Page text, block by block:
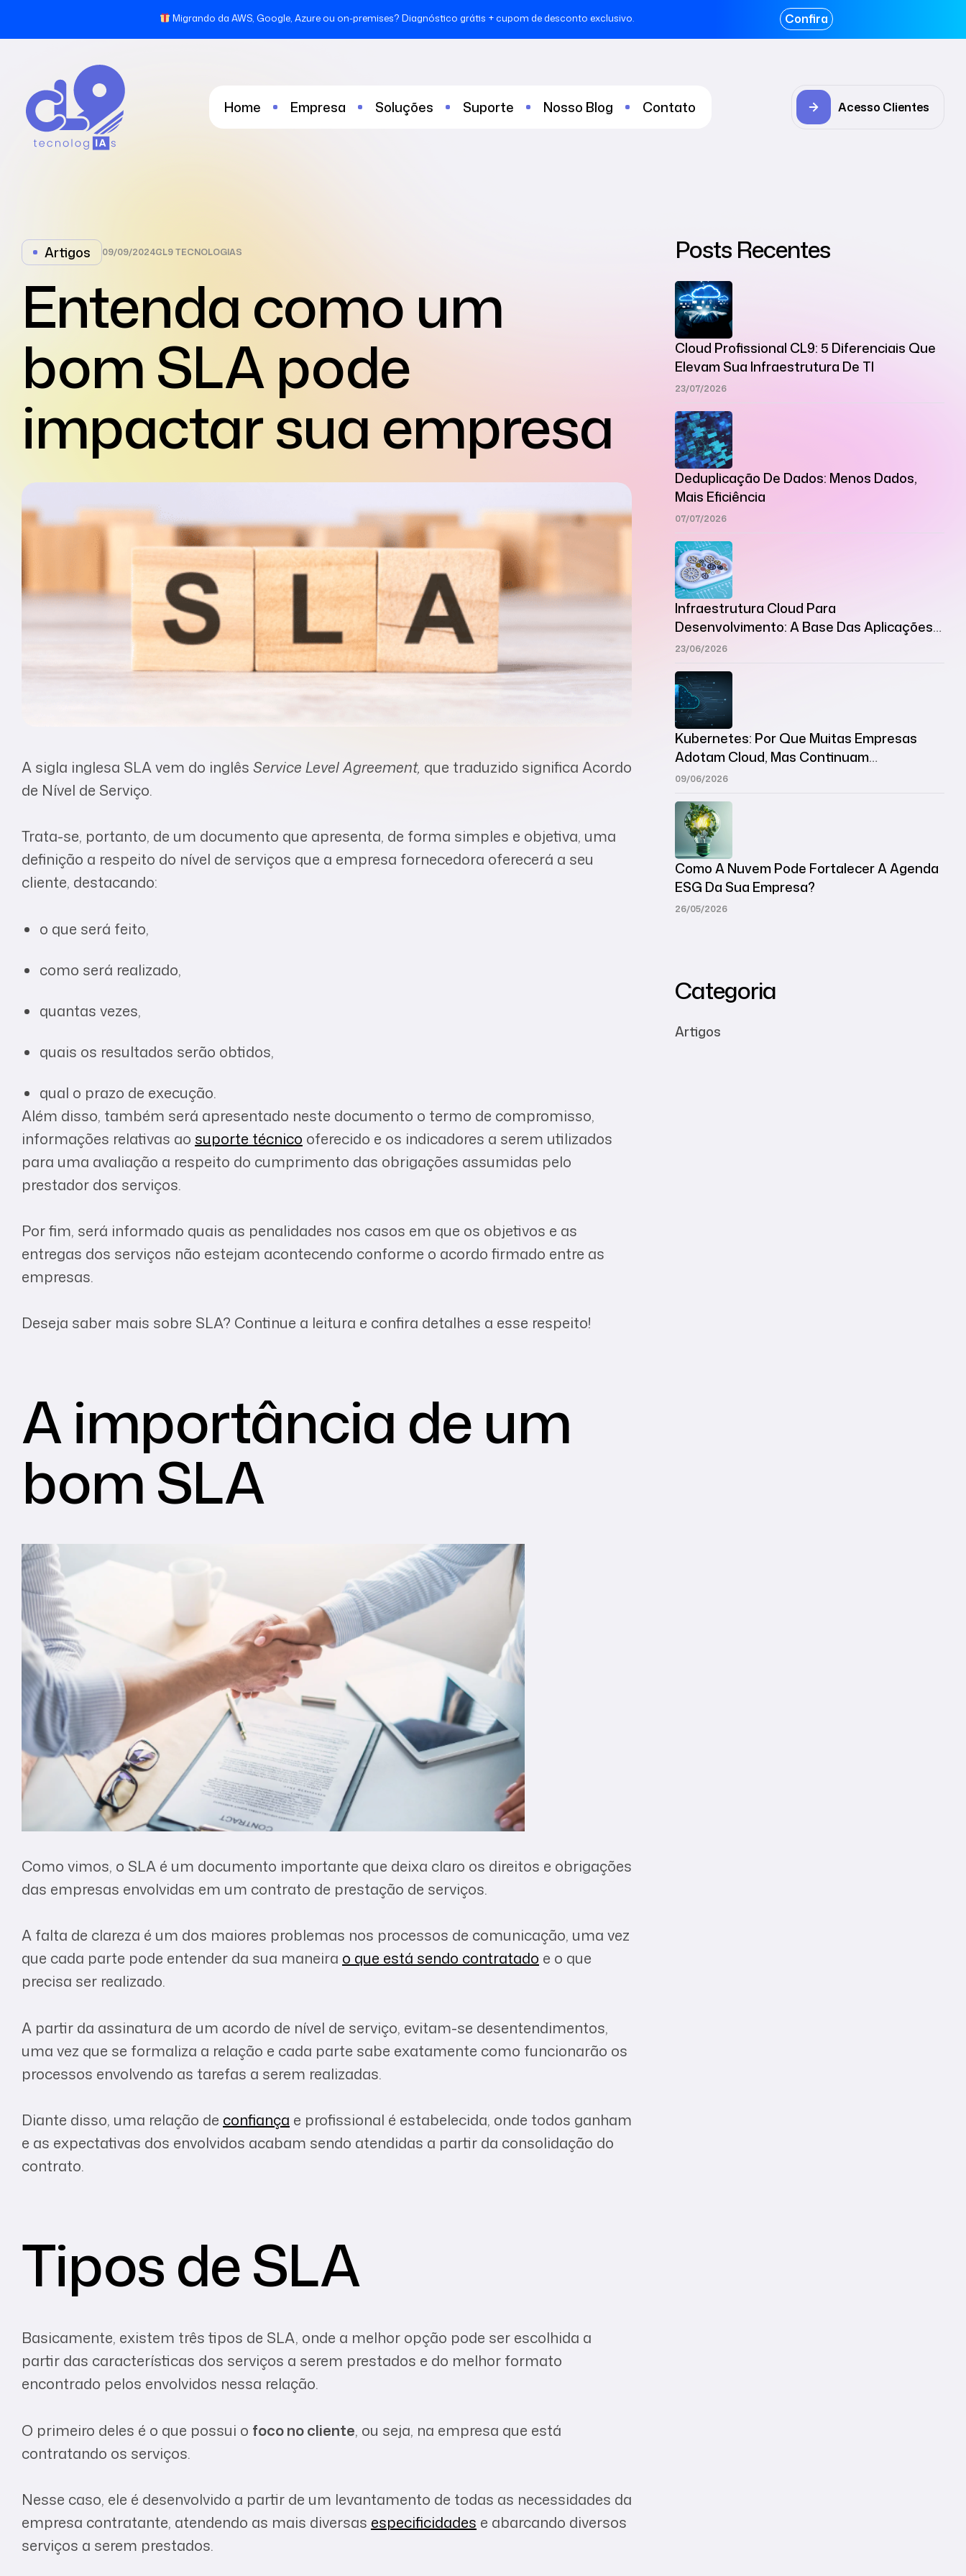
Migrando da AWS, Google, Azure ou on-premises? Diagnóstico grátis + cupom de desconto exclusivo. Confira
Home Empresa Soluções Suporte Nosso Blog Contato Acesso Clientes
Artigos 09/09/2024CL9 TECNOLOGIAS
Entenda como um
bom SLA pode
impactar sua empresa
A sigla inglesa SLA vem do inglês Service Level Agreement, que traduzido significa Acordo
de Nível de Serviço.
Trata-se, portanto, de um documento que apresenta, de forma simples e objetiva, uma
definição a respeito do nível de serviços que a empresa fornecedora oferecerá a seu
cliente, destacando:
o que será feito,
como será realizado,
quantas vezes,
quais os resultados serão obtidos,
qual o prazo de execução.
Além disso, também será apresentado neste documento o termo de compromisso,
informações relativas ao suporte técnico oferecido e os indicadores a serem utilizados
para uma avaliação a respeito do cumprimento das obrigações assumidas pelo
prestador dos serviços.
Por fim, será informado quais as penalidades nos casos em que os objetivos e as
entregas dos serviços não estejam acontecendo conforme o acordo firmado entre as
empresas.
Deseja saber mais sobre SLA? Continue a leitura e confira detalhes a esse respeito!
A importância de um
bom SLA
Como vimos, o SLA é um documento importante que deixa claro os direitos e obrigações
das empresas envolvidas em um contrato de prestação de serviços.
A falta de clareza é um dos maiores problemas nos processos de comunicação, uma vez
que cada parte pode entender da sua maneira o que está sendo contratado e o que
precisa ser realizado.
A partir da assinatura de um acordo de nível de serviço, evitam-se desentendimentos,
uma vez que se formaliza a relação e cada parte sabe exatamente como funcionarão os
processos envolvendo as tarefas a serem realizadas.
Diante disso, uma relação de confiança e profissional é estabelecida, onde todos ganham
e as expectativas dos envolvidos acabam sendo atendidas a partir da consolidação do
contrato.
Tipos de SLA
Basicamente, existem três tipos de SLA, onde a melhor opção pode ser escolhida a
partir das características dos serviços a serem prestados e do melhor formato
encontrado pelos envolvidos nessa relação.
O primeiro deles é o que possui o foco no cliente, ou seja, na empresa que está
contratando os serviços.
Nesse caso, ele é desenvolvido a partir de um levantamento de todas as necessidades da
empresa contratante, atendendo as mais diversas especificidades e abarcando diversos
serviços a serem prestados.
Posts Recentes
23/07/2026
Cloud Profissional CL9: 5 Diferenciais Que
Elevam Sua Infraestrutura De TI
07/07/2026
Deduplicação De Dados: Menos Dados,
Mais Eficiência
23/06/2026
Infraestrutura Cloud Para
Desenvolvimento: A Base Das Aplicações
Modernas
09/06/2026
Kubernetes: Por Que Muitas Empresas
Adotam Cloud, Mas Continuam
Desorganizadas?
26/05/2026
Como A Nuvem Pode Fortalecer A Agenda
ESG Da Sua Empresa?
Categoria
Artigos